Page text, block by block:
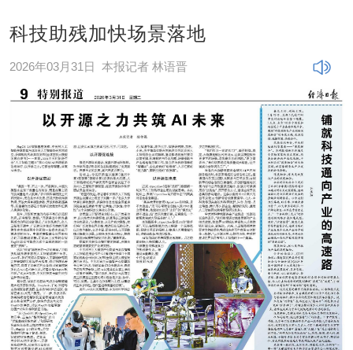
科技助残加快场景落地
2026年03月31日 本报记者 林语晋